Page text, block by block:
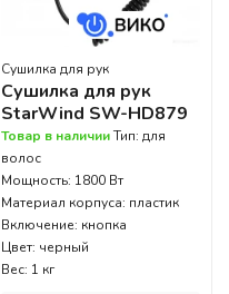
Сушилка для рук
Сушилка для рук
StarWind SW-HD879
Товар в наличииТип: для
волос
Мощность: 1800 Вт
Материал корпуса: пластик
Включение: кнопка
Цвет: черный
Вес: 1 кг